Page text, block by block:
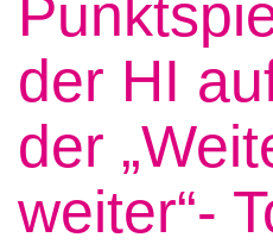
der HI
der
weiter“-